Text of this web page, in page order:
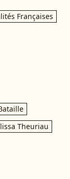
Françaises
Theuriau